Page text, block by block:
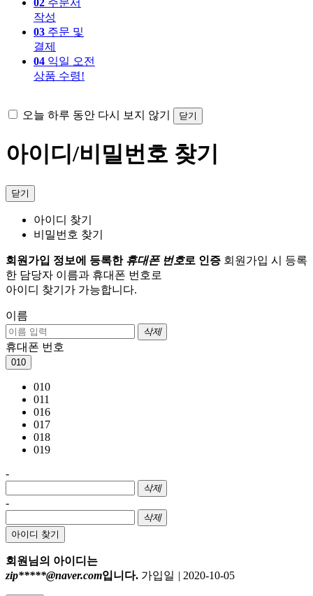
02 주문서
작성
03 주문 및
결제
04 익일 오전
상품 수령!
오늘 하루 동안 다시 보지 않기 닫기
아이디/비밀번호 찾기
닫기
아이디 찾기
비밀번호 찾기
회원가입 정보에 등록한 휴대폰 번호로 인증 회원가입 시 등록
한 담당자 이름과 휴대폰 번호로
아이디 찾기가 가능합니다.
이름
삭제
휴대폰 번호
010
010
011
016
017
018
019
-
삭제
-
삭제
아이디 찾기
회원님의 아이디는
zip*****@naver.com입니다. 가입일 | 2020-10-05